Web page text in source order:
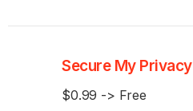
Secure My Privacy
$0.99 -> Free